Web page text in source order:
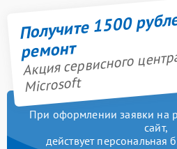
Получите 1500
ремонт
Акция сервисного
Microsoft
При оформлении заявки на
сайт,
действует персональная